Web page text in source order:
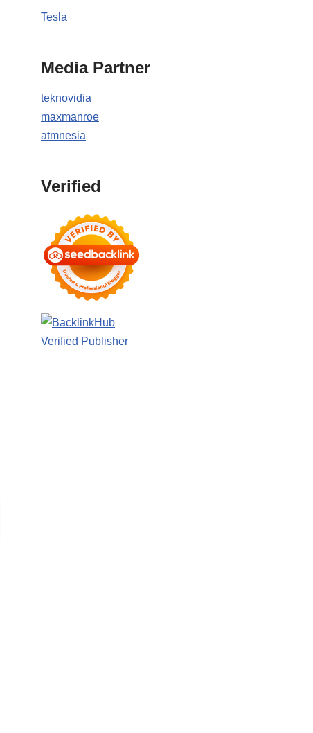
Tesla
Media Partner
teknovidia
maxmanroe
atmnesia
Verified